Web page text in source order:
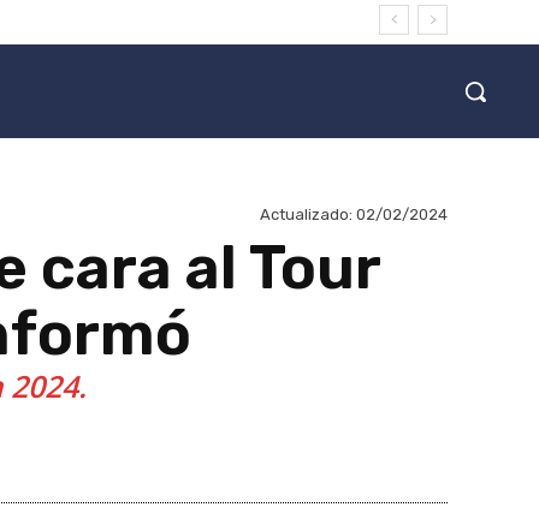
Actualizado: 02/02/2024
cara al Tour